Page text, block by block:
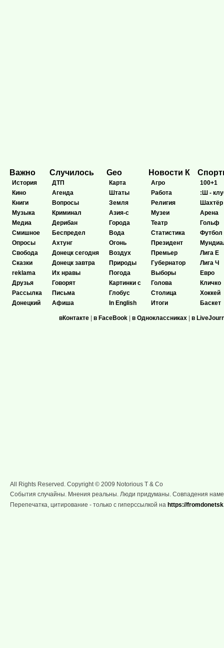
Важно
История
Кино
Книги
Музыка
Медиа
Смишное
Опросы
Свобода
Сказки
reklama
Друзья
Рассылка
Донецкий
Случилось
ДТП
Агенда
Вопросы
Криминал
Дерибан
Беспредел
Ахтунг
Донецк сегодня
Донецк завтра
Их нравы
Говорят
Письма
Афиша
Geo
Карта
Штаты
Земля
Азия-с
Города
Вода
Огонь
Воздух
Природы
Погода
Картинки с
Глобус
In English
Новости К
Агро
Работа
Религия
Музеи
Театр
Статистика
Президент
Премьер
Губернатор
Выборы
Голова
Столица
Итоги
100+1
:Ш -
Шахтёр
Арена
Гольф
Футбол
Лига Е
Лига Ч
Евро
Кличко
Хоккей
Баскет
вКонтакте | в FaceBook | в Одноклассниках | в
All Rights Reserved. Copyright © 2009 Notorious T & Co
События случайны. Мнения реальны. Люди придуманы. Совпадения
Перепечатка, цитирование - только с гиперссылкой на https://